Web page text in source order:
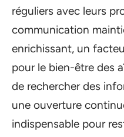
réguliers avec leurs
communication
enrichissant, un
pour le bien-être des
de rechercher des
une ouverture
indispensable pour